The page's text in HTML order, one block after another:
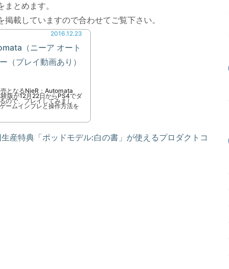
とめます。
載していますので合わせてご覧下さい。
2016.12.23
（ニーア オート
（プレイ動画あり）
となるNieR：Automata
版が12月22日からPS4でダ
ので、プレイしてみまし
ームインプレと操作方法を
産特典「ポッドモデル:白の書」が使えるプロダクトコ